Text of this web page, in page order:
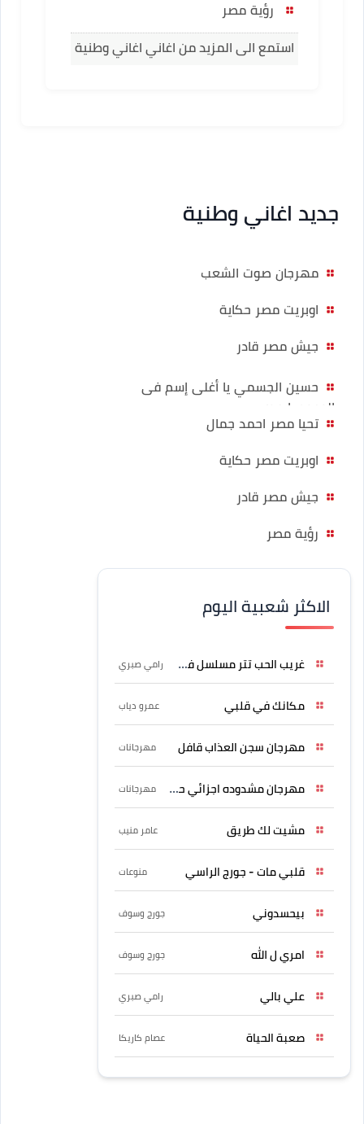
رؤية مصر
استمع الى المزيد من اغاني اغاني وطنية
جديد اغاني وطنية
مهرجان صوت الشعب
اوبريت مصر حكاية
جيش مصر قادر
حسين الجسمي يا أغلى إسم فى
الوجود يا مصر
تحيا مصر احمد جمال
اوبريت مصر حكاية
جيش مصر قادر
رؤية مصر
الاكثر شعبية اليوم
غريب الحب تتر مسلسل فرصة رامي صبري
مكانك في قلبي عمرو دياب
مهرجان سجن العذاب قافل مهرجانات
مهرجان مشدوده اجزائي حربونى مهرجانات
مشيت لك طريق عامر منيب
قلبي مات - جورج الراسي منوعات
بيحسدوني جورج وسوف
امري ل الله جورج وسوف
علي بالي رامي صبري
صعبة الحياة عصام كاريكا